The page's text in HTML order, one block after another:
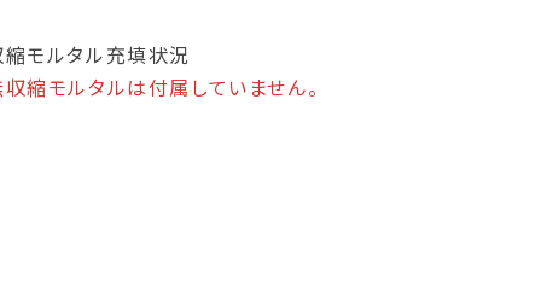
モルタル充填状況
縮モルタルは付属していません。